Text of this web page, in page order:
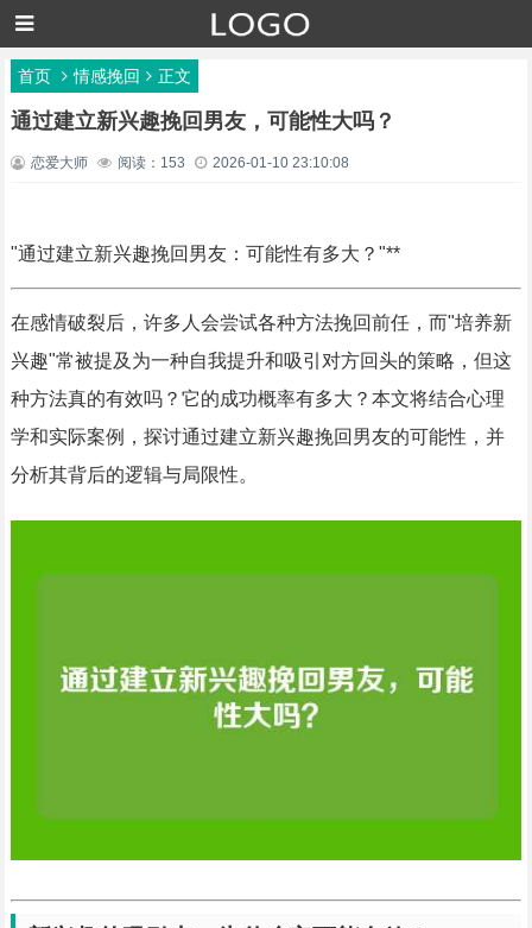
首页 情感挽回 正文
通过建立新兴趣挽回男友，可能性大吗？
恋爱大师 阅读：153 2026-01-10 23:10:08
"通过建立新兴趣挽回男友：可能性有多大？"**
在感情破裂后，许多人会尝试各种方法挽回前任，而"培养新
兴趣"常被提及为一种自我提升和吸引对方回头的策略，但这
种方法真的有效吗？它的成功概率有多大？本文将结合心理
学和实际案例，探讨通过建立新兴趣挽回男友的可能性，并
分析其背后的逻辑与局限性。